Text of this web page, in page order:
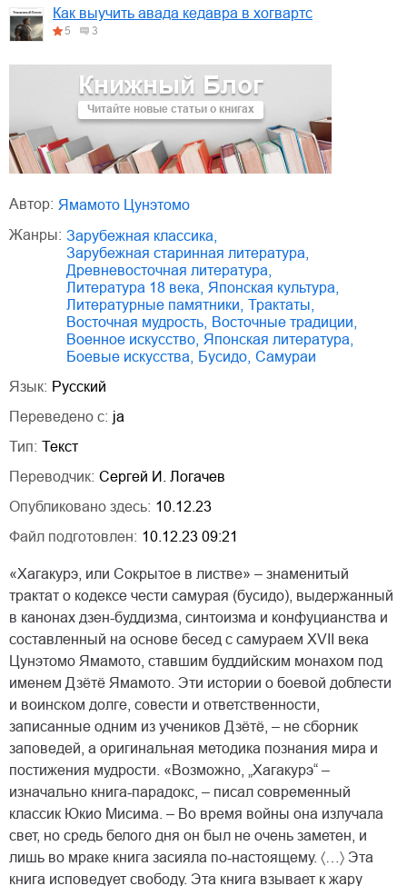
Книжный Блог
Читайте новые статьи о книгах
Как выучить авада кедавра в хогвартс
5 3
Автор:
Ямамото Цунэтомо
Жанры:
зарубежная классика
зарубежная старинная литература
древневосточная литература
литература 18 века
японская культура
литературные памятники
трактаты
восточная мудрость
восточные традиции
военное искусство
японская литература
боевые искусства
бусидо
самураи
Язык: Русский
Переведено с: ja
Тип: Текст
Переводчик: Сергей И. Логачев
Опубликовано здесь: 10.12.23
Файл подготовлен: 10.12.23 09:21
«Хагакурэ, или Сокрытое в листве» – знаменитый
трактат о кодексе чести самурая (бусидо), выдержанный
в канонах дзен-буддизма, синтоизма и конфуцианства и
составленный на основе бесед с самураем XVII века
Цунэтомо Ямамото, ставшим буддийским монахом под
именем Дзётё Ямамото. Эти истории о боевой доблести
и воинском долге, совести и ответственности,
записанные одним из учеников Дзётё, – не сборник
заповедей, а оригинальная методика познания мира и
постижения мудрости. «Возможно, „Хагакурэ“ –
изначально книга-парадокс, – писал современный
классик Юкио Мисима. – Во время войны она излучала
свет, но средь белого дня он был не очень заметен, и
лишь во мраке книга засияла по-настоящему. 〈…〉 Эта
книга исповедует свободу. Эта книга взывает к жару